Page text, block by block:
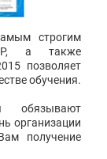
строгим
Р, а также
позволяет
обучения.
обязывают
организации
получение